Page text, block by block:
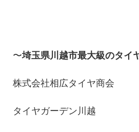
〜埼玉県川越市最大級のタイ
株式会社相広タイヤ商会
タイヤガーデン川越